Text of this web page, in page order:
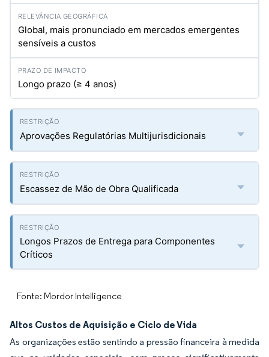
Global, mais pronunciado em mercados emergentes
sensíveis a custos
Longo prazo (≥ 4 anos)
Aprovações Regulatórias Multijurisdicionais
Escassez de Mão de Obra Qualificada
Longos Prazos de Entrega para Componentes
Críticos
Fonte: Mordor Intelligence
Altos Custos de Aquisição e Ciclo de Vida
As organizações estão sentindo a pressão financeira à medida